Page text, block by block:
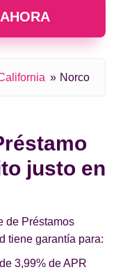
Norco
justo en
de Préstamos
tiene garantía para:
3,99% de APR